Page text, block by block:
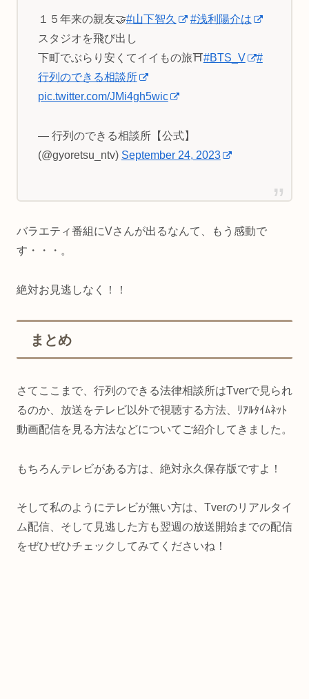
１５年来の親友🤝#山下智久
#浅利陽介は
スタジオを飛び出し
下町でぶらり安くてイイもの旅⛩️#BTS_V
#
行列のできる相談所
pic.twitter.com/JMi4gh5wic
— 行列のできる相談所【公式】
(@gyoretsu_ntv) September 24, 2023
バラエティ番組にVさんが出るなんて、もう感動で
す・・・。
絶対お見逃しなく！！
まとめ
さてここまで、行列のできる法律相談所はTverで見られ
るのか、放送をテレビ以外で視聴する方法、ﾘｱﾙﾀｲﾑﾈｯﾄ
動画配信を見る方法などについてご紹介してきました。
もちろんテレビがある方は、絶対永久保存版ですよ！
そして私のようにテレビが無い方は、Tverのリアルタイ
ム配信、そして見逃した方も翌週の放送開始までの配信
をぜひぜひチェックしてみてくださいね！